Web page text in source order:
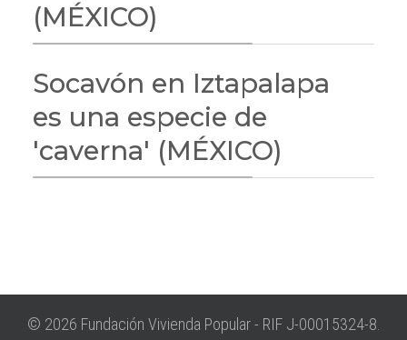
(MÉXICO)
Socavón en Iztapalapa
es una especie de
'caverna' (MÉXICO)
© 2026 Fundación Vivienda Popular - RIF J-00015324-8.